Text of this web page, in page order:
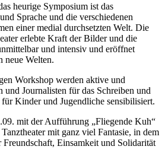
heurige Symposium ist das
Sprache und die verschiedenen
einer medial durchsetzten Welt. Die
erlebte Kraft der Bilder und die
und intensiv und eröffnet
neue Welten.
Workshop werden aktive und
und Journalisten für das Schreiben und
Kinder und Jugendliche sensibilisiert.
mit der Aufführung „Fliegende Kuh“
mit ganz viel Fantasie, in dem
Freundschaft, Einsamkeit und Solidarität